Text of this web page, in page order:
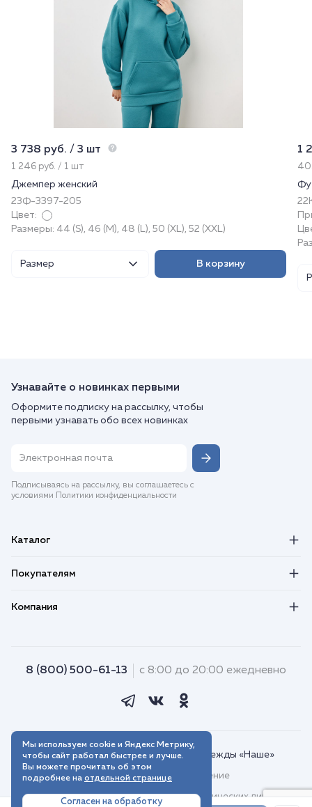
3 738 руб. / 3 шт
1 246 руб. / 1 шт
Джемпер женский
23Ф-3397-205
Цвет:
Размеры: 44 (S), 46 (M), 48 (L), 50 (XL), 52 (XXL)
Размер В корзину
1
Узнавайте о новинках первыми
Оформите подписку на рассылку, чтобы
первыми узнавать обо всех новинках
Подписываясь на рассылку, вы соглашаетесь с
условиями Политики конфиденциальности
Каталог
Покупателям
Компания
8 (800) 500-61-13 с 8:00 до 20:00 ежедневно
© 2018–2026. Интернет-магазин одежды «Наше»
Пользовательское соглашение
Договор присоединения для юридических лиц
Мы используем cookie и Яндекс Метрику,
чтобы сайт работал быстрее и лучше.
Вы можете прочитать об этом
подробнее на отдельной странице
Согласен на обработку